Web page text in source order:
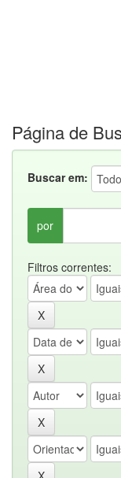
Página de
Buscar em:
por
Filtros correntes: